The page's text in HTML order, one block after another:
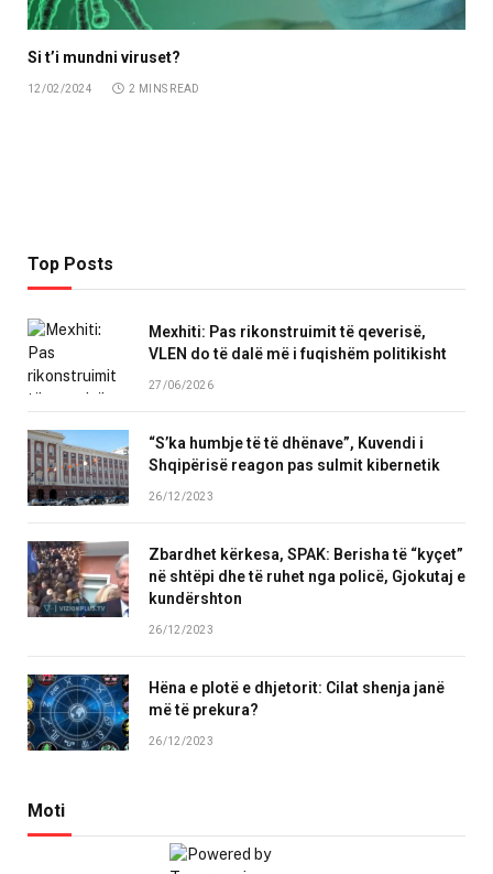
Si t’i mundni viruset?
12/02/2024 2 MINS READ
Top Posts
Mexhiti: Pas rikonstruimit të qeverisë,
VLEN do të dalë më i fuqishëm politikisht
27/06/2026
“S’ka humbje të të dhënave”, Kuvendi i
Shqipërisë reagon pas sulmit kibernetik
26/12/2023
Zbardhet kërkesa, SPAK: Berisha të “kyçet”
në shtëpi dhe të ruhet nga policë, Gjokutaj e
kundërshton
26/12/2023
Hëna e plotë e dhjetorit: Cilat shenja janë
më të prekura?
26/12/2023
Moti